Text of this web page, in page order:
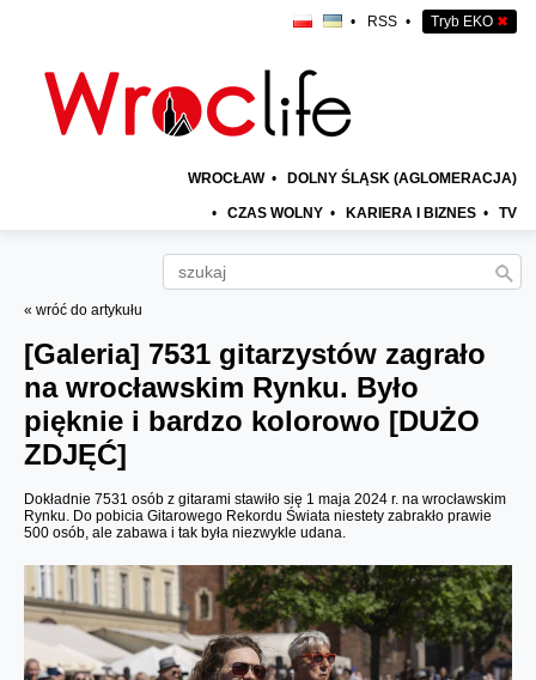
• RSS • Tryb EKO ✖
WROCŁAW • DOLNY ŚLĄSK (AGLOMERACJA)
• CZAS WOLNY • KARIERA I BIZNES • TV
« wróć do artykułu
[Galeria] 7531 gitarzystów zagrało
na wrocławskim Rynku. Było
pięknie i bardzo kolorowo [DUŻO
ZDJĘĆ]
Dokładnie 7531 osób z gitarami stawiło się 1 maja 2024 r. na wrocławskim
Rynku. Do pobicia Gitarowego Rekordu Świata niestety zabrakło prawie
500 osób, ale zabawa i tak była niezwykle udana.